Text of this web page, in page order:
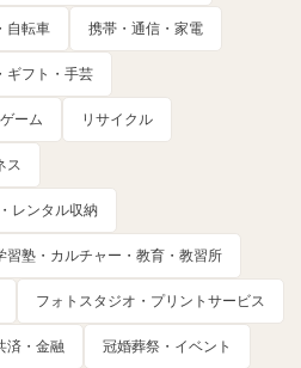
自転車 携帯・通信・家電
ギフト・手芸
ーム リサイクル
ス
レンタル収納
習塾・カルチャー・教育・教習所
フォトスタジオ・プリントサービス
済・金融 冠婚葬祭・イベント